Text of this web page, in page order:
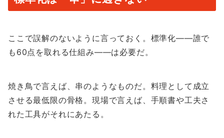
ここで誤解のないように言っておく。標準化——誰で
も60点を取れる仕組み——は必要だ。
焼き鳥で言えば、串のようなものだ。料理として成立
させる最低限の骨格。現場で言えば、手順書や工夫さ
れた工具がそれにあたる。